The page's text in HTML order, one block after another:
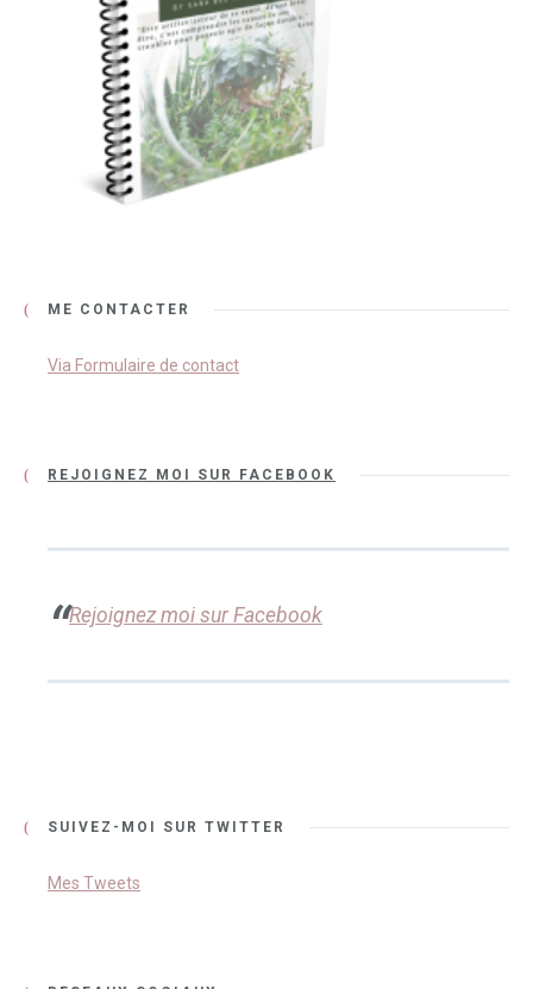
ME CONTACTER
Via Formulaire de contact
REJOIGNEZ MOI SUR FACEBOOK
Rejoignez moi sur Facebook
SUIVEZ-MOI SUR TWITTER
Mes Tweets